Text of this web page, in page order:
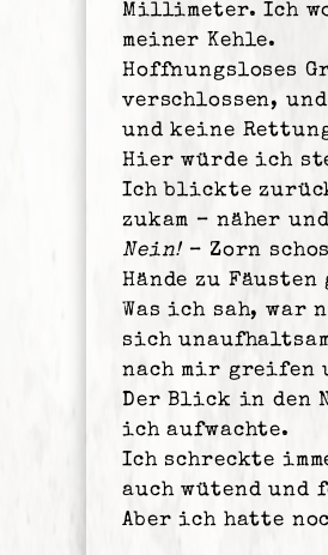
Millimeter. Ich
meiner Kehle.
Hoffnungsloses
verschlossen,
und keine
Hier würde ich
Ich blickte zurück
zukam – näher
Nein! – Zorn
Hände zu
Was ich sah,
sich
nach mir greifen
Der Blick in den
ich aufwachte.
Ich schreckte
auch wütend und
Aber ich hatte